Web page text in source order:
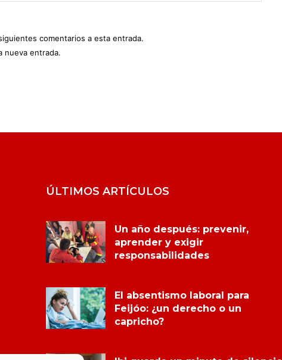
comentarios a esta entrada.
nueva entrada.
ÚLTIMOS ARTÍCULOS
Un año después: prevenir,
aprender y exigir
responsabilidades
El absentismo laboral para
Feijóo: ¿un derecho o un
capricho?